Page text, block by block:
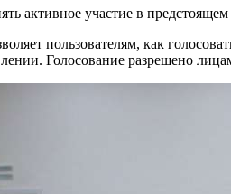
активное участие в
пользователям, как
Голосование разрешено